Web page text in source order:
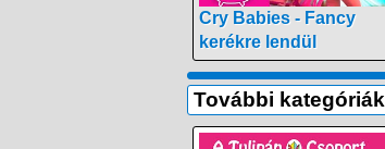
Cry Babies - Fancy
kerékre lendül
További kategóriák